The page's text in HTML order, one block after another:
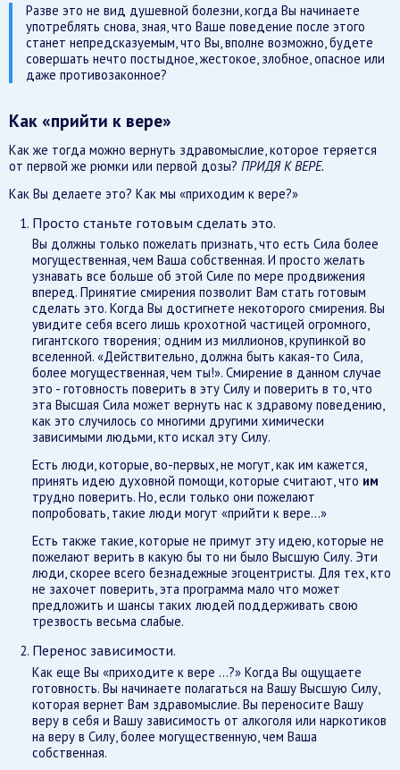
Разве это не вид душевной болезни, когда Вы начинаете
употреблять снова, зная, что Ваше поведение после этого
станет непредсказуемым, что Вы, вполне возможно, будете
совершать нечто постыдное, жестокое, злобное, опасное или
даже противозаконное?
Как «прийти к вере»
Как же тогда можно вернуть здравомыслие, которое теряется
от первой же рюмки или первой дозы? ПРИДЯ К ВЕРЕ.
Как Вы делаете это? Как мы «приходим к вере?»
Просто станьте готовым сделать это.
Вы должны только пожелать признать, что есть Сила более
могущественная, чем Ваша собственная. И просто желать
узнавать все больше об этой Силе по мере продвижения
вперед. Принятие смирения позволит Вам стать готовым
сделать это. Когда Вы достигнете некоторого смирения. Вы
увидите себя всего лишь крохотной частицей огромного,
гигантского творения; одним из миллионов, крупинкой во
вселенной. «Действительно, должна быть какая-то Сила,
более могущественная, чем ты!». Смирение в данном случае
это - готовность поверить в эту Силу и поверить в то, что
эта Высшая Сила может вернуть нас к здравому поведению,
как это случилось со многими другими химически
зависимыми людьми, кто искал эту Силу.
Есть люди, которые, во-первых, не могут, как им кажется,
принять идею духовной помощи, которые считают, что им
трудно поверить. Но, если только они пожелают
попробовать, такие люди могут «прийти к вере...»
Есть также такие, которые не примут эту идею, которые не
пожелают верить в какую бы то ни было Высшую Силу. Эти
люди, скорее всего безнадежные эгоцентристы. Для тех, кто
не захочет поверить, эта программа мало что может
предложить и шансы таких людей поддерживать свою
трезвость весьма слабые.
Перенос зависимости.
Как еще Вы «приходите к вере ...?» Когда Вы ощущаете
готовность. Вы начинаете полагаться на Вашу Высшую Силу,
которая вернет Вам здравомыслие. Вы переносите Вашу
веру в себя и Вашу зависимость от алкоголя или наркотиков
на веру в Силу, более могущественную, чем Ваша
собственная.